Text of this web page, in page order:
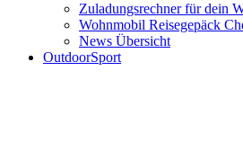
Zuladungsrechner für dein
Wohnmobil Reisegepäck
News Übersicht
OutdoorSport